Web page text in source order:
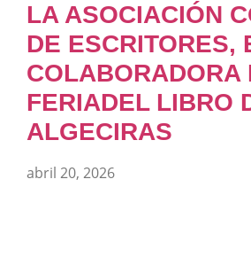
LA ASOCIACIÓN
DE ESCRITORES,
COLABORADORA
FERIADEL LIBRO
ALGECIRAS
abril 20, 2026